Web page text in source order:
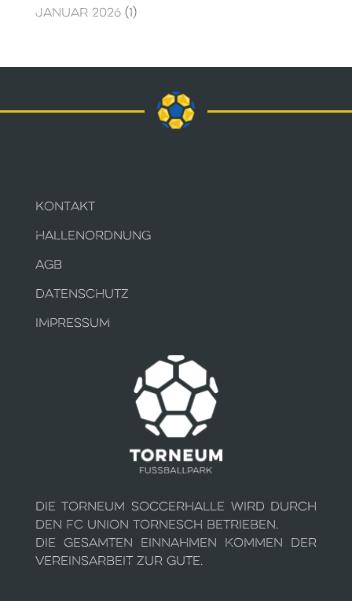
Januar 2026(1)
KONTAKT
HALLENORDNUNG
AGB
DATENSCHUTZ
IMPRESSUM
Die Torneum Soccerhalle wird durch
den FC Union Tornesch betrieben.
Die gesamten Einnahmen kommen der
Vereinsarbeit zur Gute.